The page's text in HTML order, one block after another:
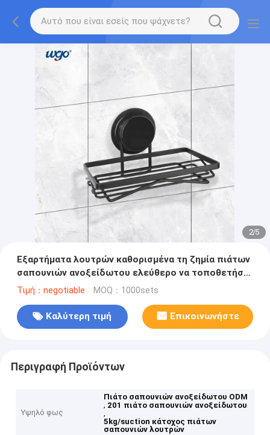
2/5
Εξαρτήματα λουτρών καθορισμένα τη ζημία πιάτων
σαπουνιών ανοξείδωτου ελεύθερο να τοποθετήσει
WGO
Τιμή：negotiable MOQ：1000sets
Καλύτερη τιμή Επικοινωνήστε
Περιγραφή Προϊόντων
Υψηλό φως
Πιάτο σαπουνιών ανοξείδωτου ODM
, 201 πιάτο σαπουνιών ανοξείδωτου
,
5kg/suction κάτοχος πιάτων
σαπουνιών λουτρών